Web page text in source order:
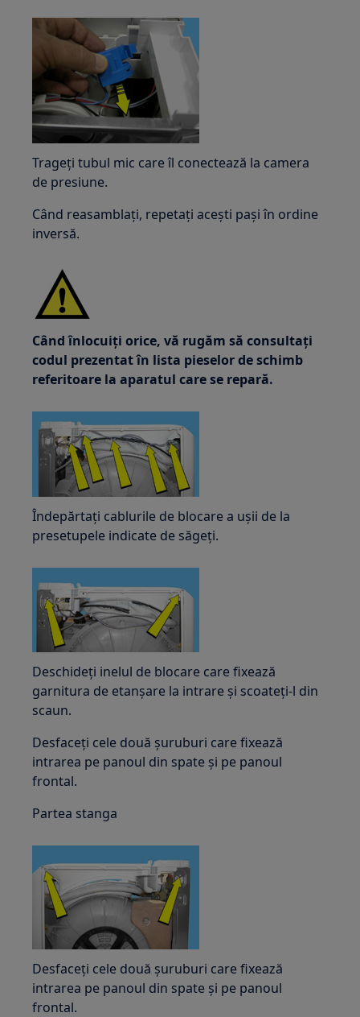
Trageți tubul mic care îl conectează la camera
de presiune.
Când reasamblați, repetați acești pași în ordine
inversă.
Când înlocuiți orice, vă rugăm să consultați
codul prezentat în lista pieselor de schimb
referitoare la aparatul care se repară.
Îndepărtați cablurile de blocare a ușii de la
presetupele indicate de săgeți.
Deschideți inelul de blocare care fixează
garnitura de etanșare la intrare și scoateți-l din
scaun.
Desfaceți cele două șuruburi care fixează
intrarea pe panoul din spate și pe panoul
frontal.
Partea stanga
Desfaceți cele două șuruburi care fixează
intrarea pe panoul din spate și pe panoul
frontal.